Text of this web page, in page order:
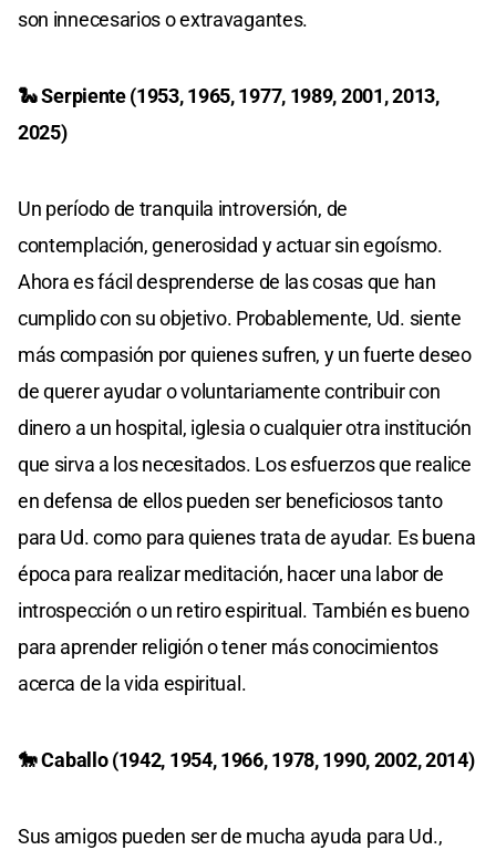
son innecesarios o extravagantes.
🐍 Serpiente (1953, 1965, 1977, 1989, 2001, 2013,
2025)
Un período de tranquila introversión, de
contemplación, generosidad y actuar sin egoísmo.
Ahora es fácil desprenderse de las cosas que han
cumplido con su objetivo. Probablemente, Ud. siente
más compasión por quienes sufren, y un fuerte deseo
de querer ayudar o voluntariamente contribuir con
dinero a un hospital, iglesia o cualquier otra institución
que sirva a los necesitados. Los esfuerzos que realice
en defensa de ellos pueden ser beneficiosos tanto
para Ud. como para quienes trata de ayudar. Es buena
época para realizar meditación, hacer una labor de
introspección o un retiro espiritual. También es bueno
para aprender religión o tener más conocimientos
acerca de la vida espiritual.
🐎 Caballo (1942, 1954, 1966, 1978, 1990, 2002, 2014)
Sus amigos pueden ser de mucha ayuda para Ud.,